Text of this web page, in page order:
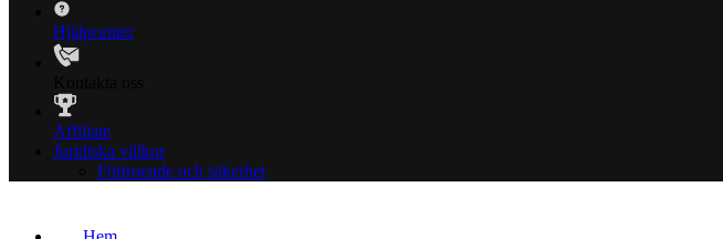
Hjälpcenter
Affiliate
Juridiska villkor
Förtroende och säkerhet